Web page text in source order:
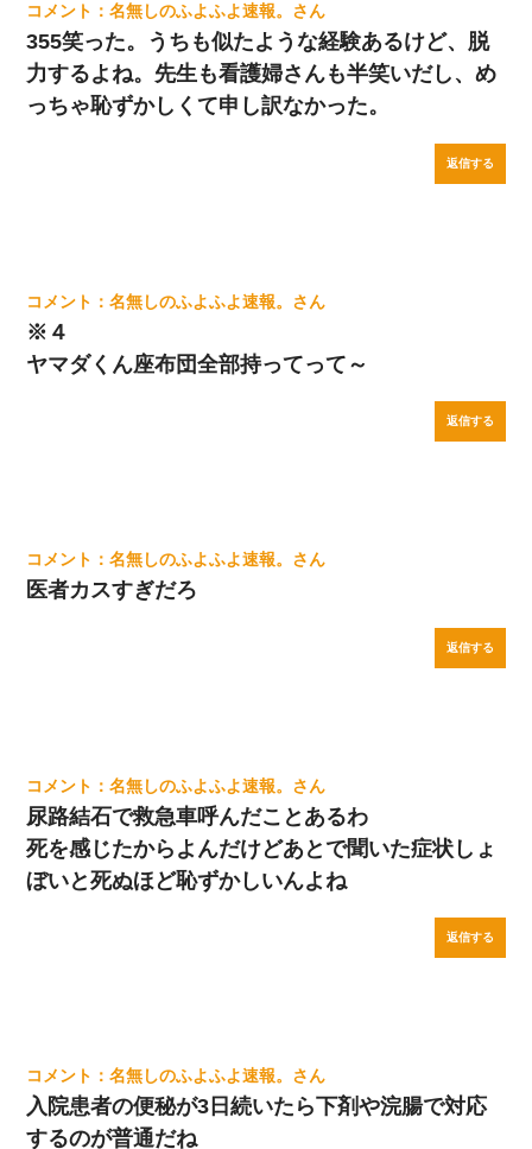
名無しのふよふよ速報。
355笑った。うちも似たような経験あるけど、脱
力するよね。先生も看護婦さんも半笑いだし、め
っちゃ恥ずかしくて申し訳なかった。
返信する
名無しのふよふよ速報。
※４
ヤマダくん座布団全部持ってって～
返信する
名無しのふよふよ速報。
医者カスすぎだろ
返信する
名無しのふよふよ速報。
尿路結石で救急車呼んだことあるわ
死を感じたからよんだけどあとで聞いた症状しょ
ぼいと死ぬほど恥ずかしいんよね
返信する
名無しのふよふよ速報。
入院患者の便秘が3日続いたら下剤や浣腸で対応
するのが普通だね